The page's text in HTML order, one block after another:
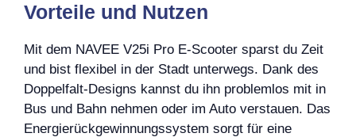
Vorteile und Nutzen
Mit dem NAVEE V25i Pro E-Scooter sparst du Zeit
und bist flexibel in der Stadt unterwegs. Dank des
Doppelfalt-Designs kannst du ihn problemlos mit in
Bus und Bahn nehmen oder im Auto verstauen. Das
Energierückgewinnungssystem sorgt für eine